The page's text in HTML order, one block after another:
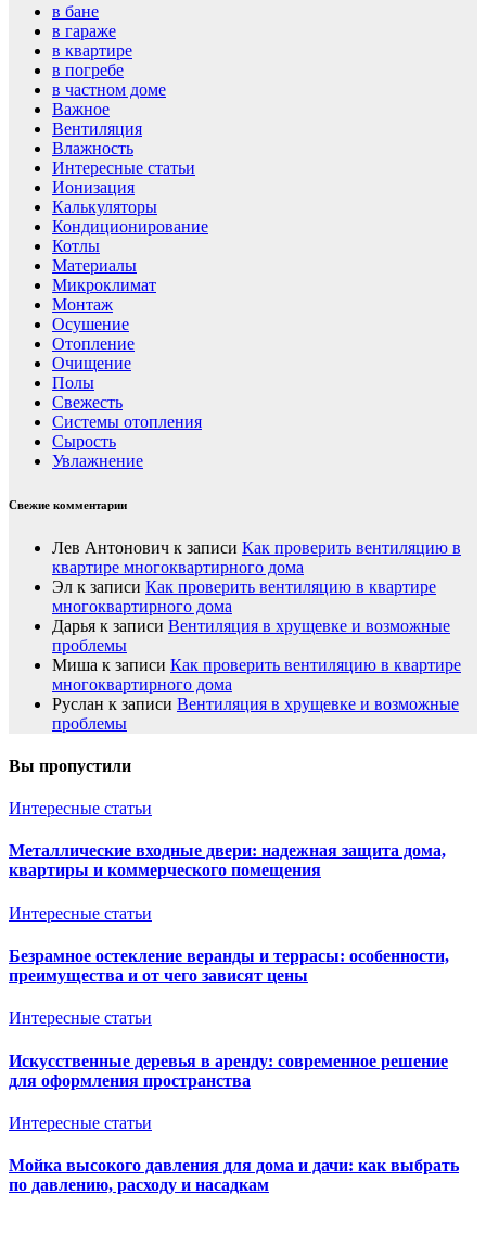
в бане
в гараже
в квартире
в погребе
в частном доме
Важное
Вентиляция
Влажность
Интересные статьи
Ионизация
Калькуляторы
Кондиционирование
Котлы
Материалы
Микроклимат
Монтаж
Осушение
Отопление
Очищение
Полы
Свежесть
Системы отопления
Сырость
Увлажнение
Свежие комментарии
Лев Антонович к записи Как проверить вентиляцию в
квартире многоквартирного дома
Эл к записи Как проверить вентиляцию в квартире
многоквартирного дома
Дарья к записи Вентиляция в хрущевке и возможные
проблемы
Миша к записи Как проверить вентиляцию в квартире
многоквартирного дома
Руслан к записи Вентиляция в хрущевке и возможные
проблемы
Вы пропустили
Интересные статьи
Металлические входные двери: надежная защита дома,
квартиры и коммерческого помещения
Интересные статьи
Безрамное остекление веранды и террасы: особенности,
преимущества и от чего зависят цены
Интересные статьи
Искусственные деревья в аренду: современное решение
для оформления пространства
Интересные статьи
Мойка высокого давления для дома и дачи: как выбрать
по давлению, расходу и насадкам